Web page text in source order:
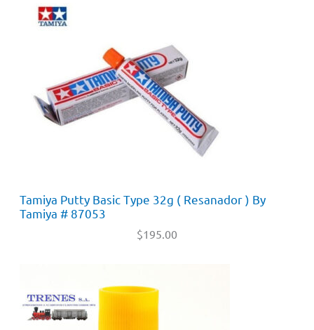
Tamiya Putty Basic Type 32g ( Resanador ) By
Tamiya # 87053
$195.00